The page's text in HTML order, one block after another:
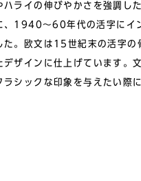
ライの伸びやかさを強調し
、1940〜60年代の活字にイ
た。欧文は15世紀末の活字の
デザインに仕上げています。
シックな印象を与えたい際